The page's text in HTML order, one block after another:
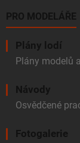
PRO MODELÁŘE
Plány lodí
Plány modelů
Návody
Osvědčené
Fotogalerie